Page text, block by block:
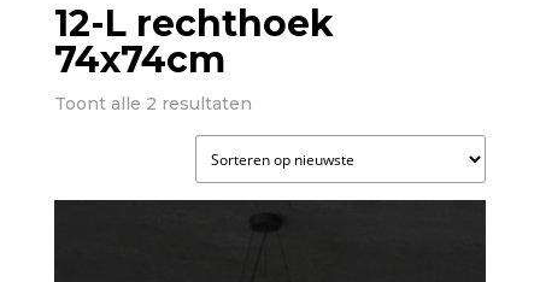
12-L rechthoek
74x74cm
Toont alle 2 resultatenGesorteerd
op
nieuwste